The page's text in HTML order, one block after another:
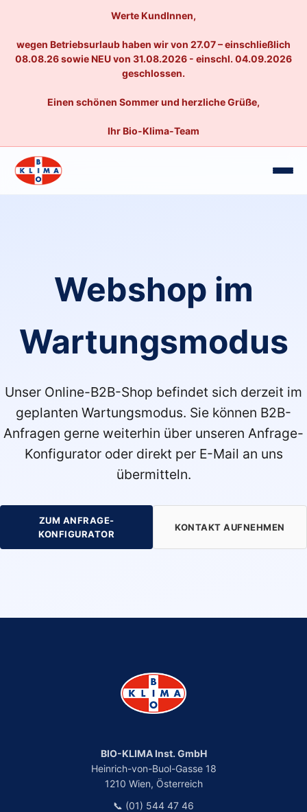
Werte KundInnen,
wegen Betriebsurlaub haben wir von 27.07 – einschließlich
08.08.26 sowie NEU von 31.08.2026 - einschl. 04.09.2026
geschlossen.
Einen schönen Sommer und herzliche Grüße,
Ihr Bio-Klima-Team
Webshop im
Wartungsmodus
Unser Online-B2B-Shop befindet sich derzeit im
geplanten Wartungsmodus. Sie können B2B-
Anfragen gerne weiterhin über unseren Anfrage-
Konfigurator oder direkt per E-Mail an uns
übermitteln.
ZUM ANFRAGE-
KONFIGURATOR
KONTAKT AUFNEHMEN
BIO-KLIMA Inst. GmbH
Heinrich-von-Buol-Gasse 18
1210 Wien, Österreich
📞 (01) 544 47 46